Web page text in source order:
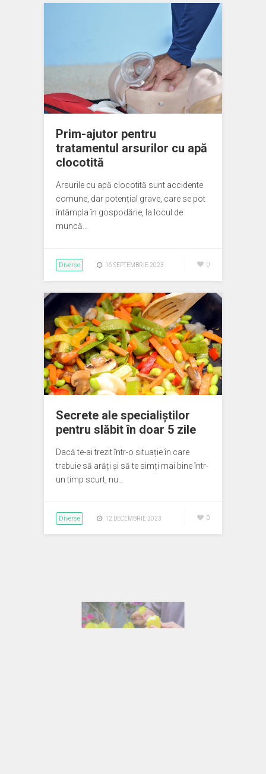
Prim-ajutor pentru
tratamentul arsurilor cu apă
clocotită
Arsurile cu apă clocotită sunt accidente
comune, dar potențial grave, care se pot
întâmpla în gospodărie, la locul de
muncă…
Diverse 16 SEPTEMBRIE 2023 0
Secrete ale specialiștilor
pentru slăbit în doar 5 zile
Dacă te-ai trezit într-o situație în care
trebuie să arăți și să te simți mai bine într-
un timp scurt, nu…
Diverse 12 DECEMBRIE 2023 0